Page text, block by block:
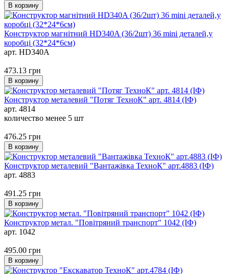
В корзину
Конструктор магнітний HD340A (36/2шт) 36 mini деталей,у
коробці (32*24*6см)
арт. HD340A
473.13 грн
В корзину
Конструктор металевий "Потяг ТехноК" арт. 4814 (ІФ)
арт. 4814
количество менее 5 шт
476.25 грн
В корзину
Конструктор металевий "Вантажiвка ТехноК" арт.4883 (ІФ)
арт. 4883
491.25 грн
В корзину
Конструктор метал. "Повітряний транспорт" 1042 (ІФ)
арт. 1042
495.00 грн
В корзину